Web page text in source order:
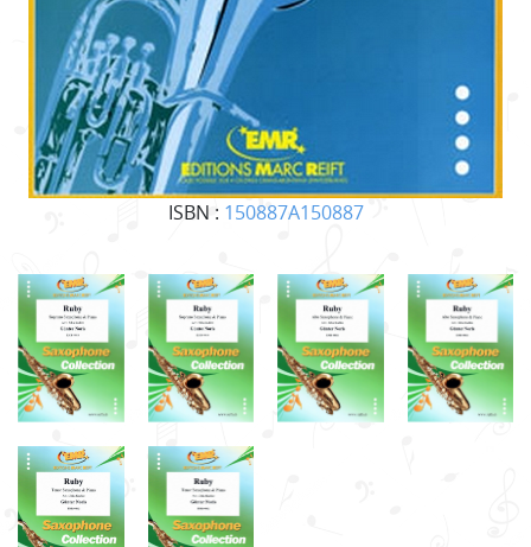
ISBN : 150887A150887